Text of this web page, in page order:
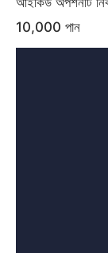
10,000 পান